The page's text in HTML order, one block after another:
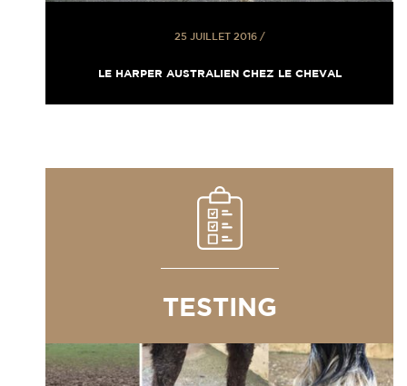
25 JUILLET 2016/
LE HARPER AUSTRALIEN CHEZ LE CHEVAL
TESTING